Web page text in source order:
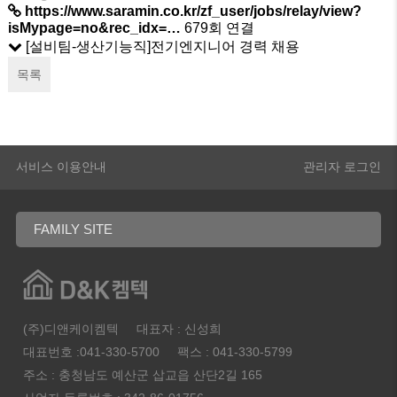
https://www.saramin.co.kr/zf_user/jobs/relay/view?
isMypage=no&rec_idx=… 679회 연결
[설비팀-생산기능직]전기엔지니어 경력 채용
목록
서비스 이용안내 관리자 로그인
(주)디앤케이켐텍
대표자 : 신성희
대표번호 :041-330-5700
팩스 : 041-330-5799
주소 : 충청남도 예산군 삽교읍 산단2길 165